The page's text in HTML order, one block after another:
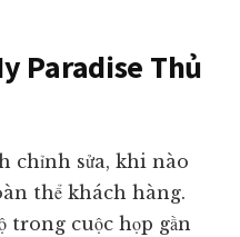
Paradise Thủ
chỉnh sửa, khi nào
thể khách hàng.
trong cuộc họp gần